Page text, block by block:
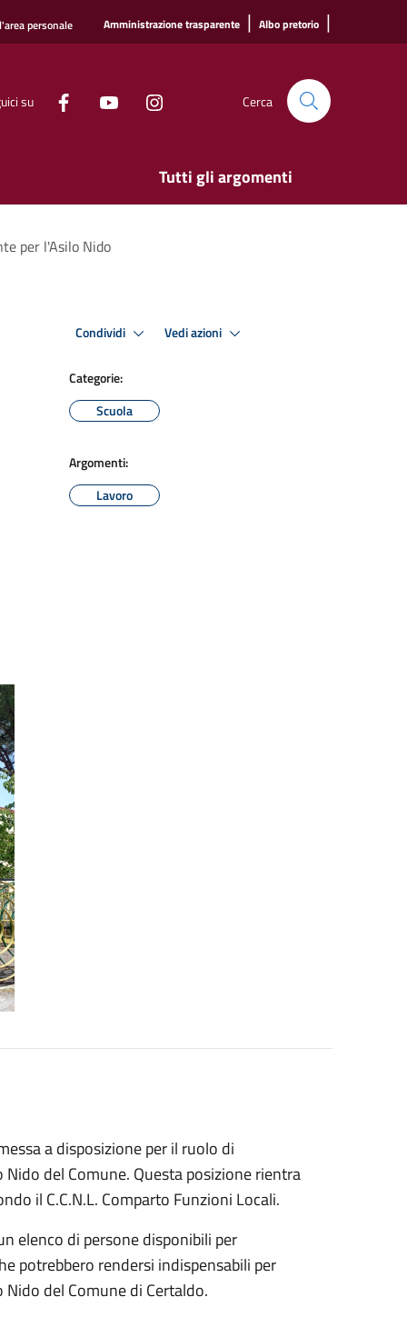
personale Amministrazione trasparente | Albo pretorio |
su Cerca
Tutti gli argomenti
per l'Asilo Nido
Condividi Vedi azioni
Categorie:
Scuola
Argomenti:
Lavoro
a disposizione per il ruolo di
del Comune. Questa posizione rientra
il C.C.N.L. Comparto Funzioni Locali.
elenco di persone disponibili per
potrebbero rendersi indispensabili per
Nido del Comune di Certaldo.